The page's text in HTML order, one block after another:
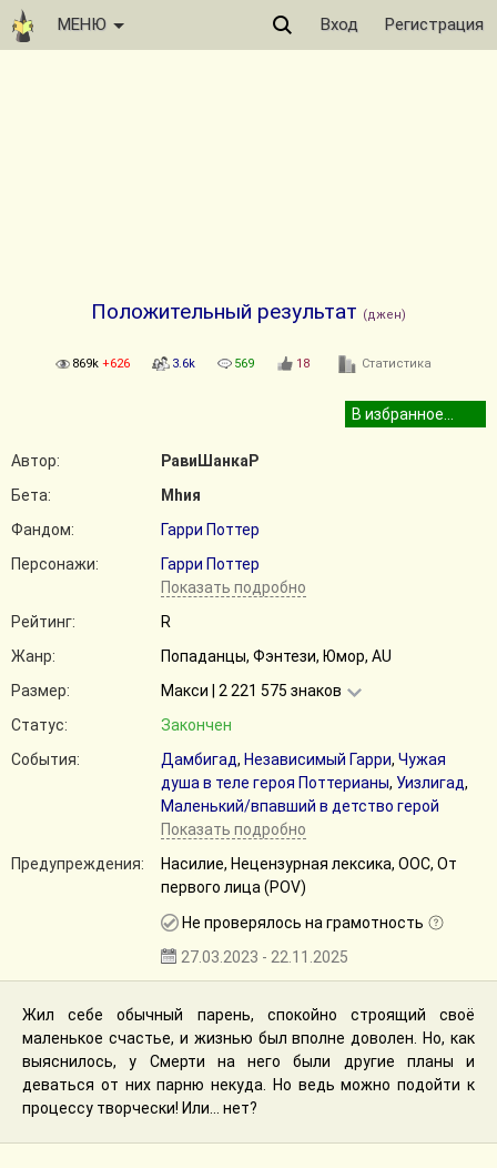
МЕНЮ Вход Регистрация
Положительный результат (джен)
869k +626 3.6k 569 18 Статистика
Автор:
РавиШанкаР
Бета:
Мhия
Фандом:
Гарри Поттер
Персонажи:
Гарри Поттер
Показать подробно
Рейтинг:
R
Жанр:
Попаданцы, Фэнтези, Юмор, AU
Размер:
Макси | 2 221 575 знаков
Статус:
Закончен
События:
Дамбигад, Независимый Гарри, Чужая
душа в теле героя Поттерианы, Уизлигад,
Маленький/впавший в детство герой
Показать подробно
Предупреждения:
Насилие, Нецензурная лексика, ООС, От
первого лица (POV)
Не проверялось на грамотность
27.03.2023 - 22.11.2025
Жил себе обычный парень, спокойно строящий своё
маленькое счастье, и жизнью был вполне доволен. Но, как
выяснилось, у Смерти на него были другие планы и
деваться от них парню некуда. Но ведь можно подойти к
процессу творчески! Или... нет?